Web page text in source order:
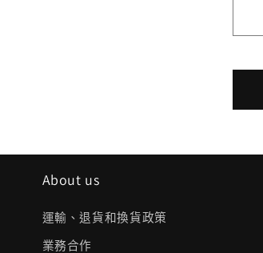
About us
運輸、退貨和換貨政策
業務合作